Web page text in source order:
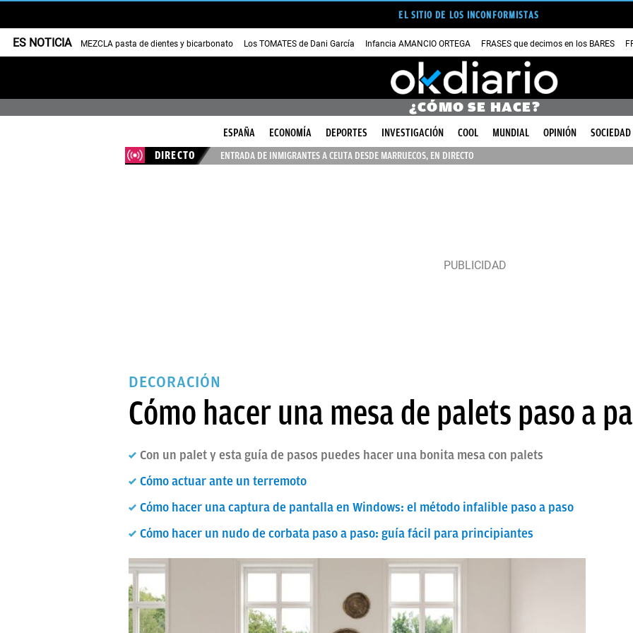
EL SITIO DE LOS INCONFORMISTAS
ES NOTICIA MEZCLA pasta de dientes y bicarbonato Los TOMATES de Dani García Infancia AMANCIO ORTEGA FRASES que decimos en los BARES
¿CÓMO SE HACE?
ESPAÑA ECONOMÍA DEPORTES INVESTIGACIÓN COOL MUNDIAL OPINIÓN
SOCIEDAD
DIRECTO
ENTRADA DE INMIGRANTES A CEUTA DESDE MARRUECOS, EN DIRECTO
DECORACIÓN
Cómo hacer una mesa de palets paso a
Con un palet y esta guía de pasos puedes hacer una bonita mesa con palets
Cómo actuar ante un terremoto
Cómo hacer una captura de pantalla en Windows: el método infalible paso a paso
Cómo hacer un nudo de corbata paso a paso: guía fácil para principiantes